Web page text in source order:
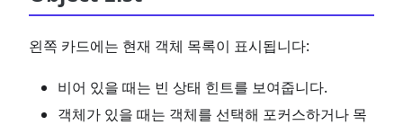
왼쪽 카드에는 현재 객체 목록이 표시됩니다:
비어 있을 때는 빈 상태 힌트를 보여줍니다.
객체가 있을 때는 객체를 선택해 포커스하거나 목